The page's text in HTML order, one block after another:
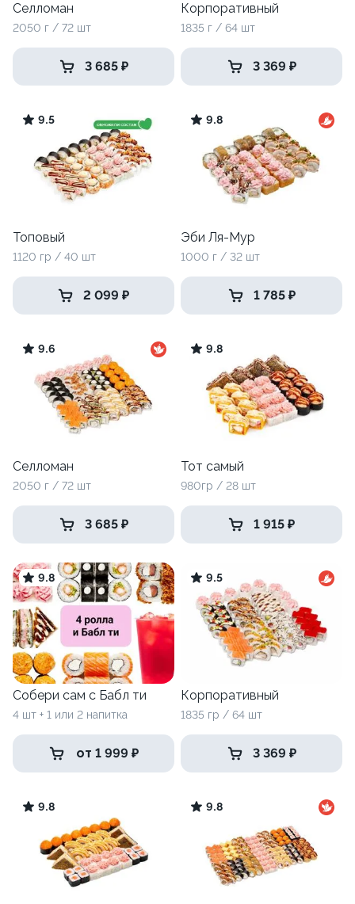
Селломан
2050 г / 72 шт
3 685 ₽
Корпоративный
1835 г / 64 шт
3 369 ₽
9.5
Топовый
1120 гр / 40 шт
2 099 ₽
9.8
Эби Ля-Мур
1000 г / 32 шт
1 785 ₽
9.6
Селломан
2050 г / 72 шт
3 685 ₽
9.8
Тот самый
980гр / 28 шт
1 915 ₽
9.8
Собери сам с Бабл ти
4 шт + 1 или 2 напитка
от 1 999 ₽
9.5
Корпоративный
1835 гр / 64 шт
3 369 ₽
9.8 9.8